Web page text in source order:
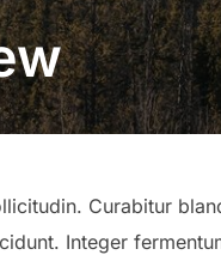
Curabitur
Integer